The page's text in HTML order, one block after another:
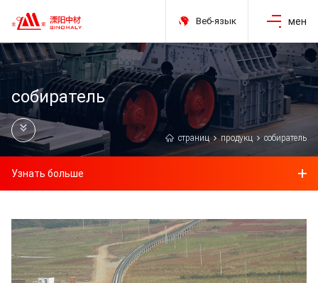
Веб-язык мен
собиратель
страниц продукц собиратель
Узнать больше